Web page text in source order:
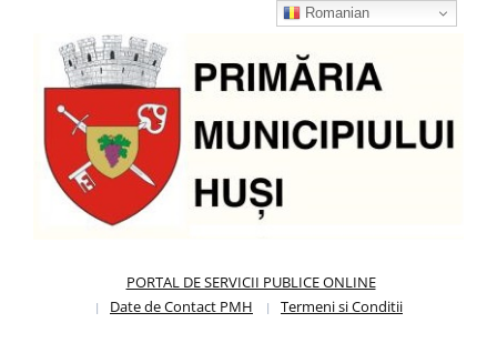
PORTAL DE SERVICII PUBLICE ONLINE
Date de Contact PMH
Termeni si Conditii
Romanian